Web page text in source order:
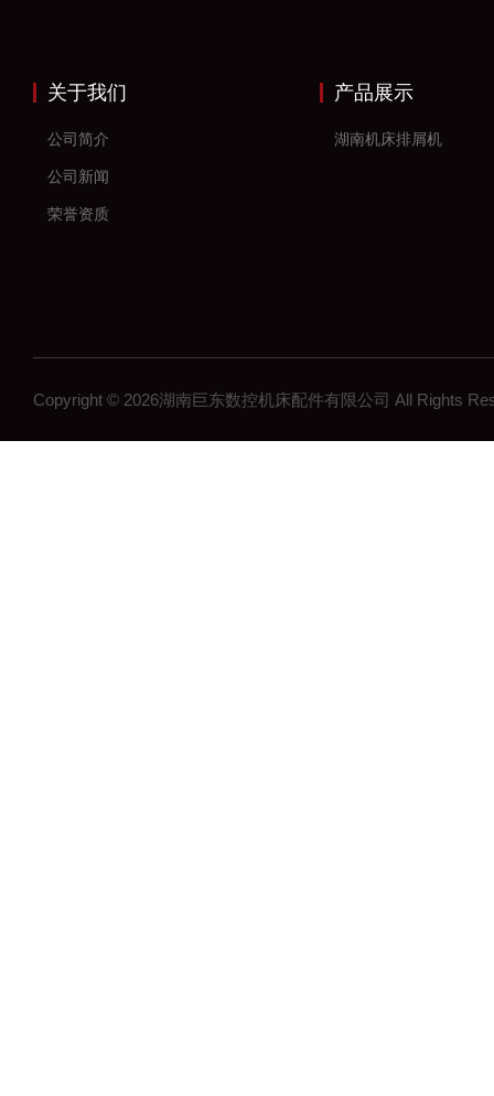
关于我们
公司简介
公司新闻
荣誉资质
产品展示
湖南机床排屑机
Copyright © 2026湖南巨东数控机床配件有限公司 All Rights